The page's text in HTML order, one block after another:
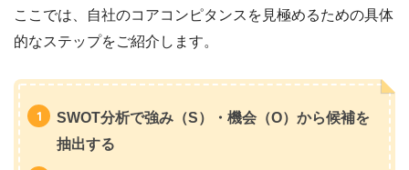
ここでは、自社のコアコンピタンスを見極めるための具体
的なステップをご紹介します。
SWOT分析で強み（S）・機会（O）から候補を
抽出する